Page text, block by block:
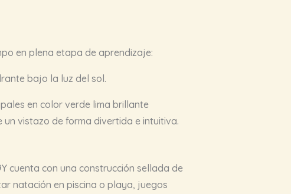
en plena etapa de aprendizaje:
bajo la luz del sol.
en color verde lima brillante
vistazo de forma divertida e intuitiva.
cuenta con una construcción sellada de
natación en piscina o playa, juegos